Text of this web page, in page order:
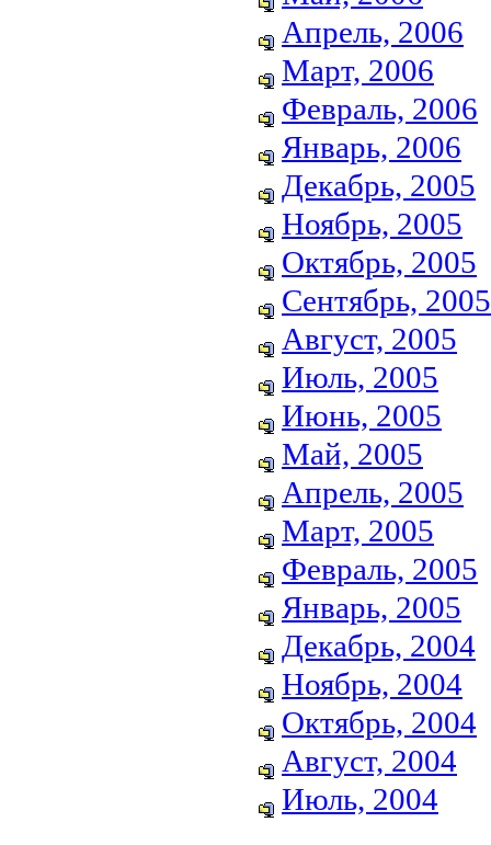
Апрель, 2006
Март, 2006
Февраль, 2006
Январь, 2006
Декабрь, 2005
Ноябрь, 2005
Октябрь, 2005
Сентябрь, 2005
Август, 2005
Июль, 2005
Июнь, 2005
Май, 2005
Апрель, 2005
Март, 2005
Февраль, 2005
Январь, 2005
Декабрь, 2004
Ноябрь, 2004
Октябрь, 2004
Август, 2004
Июль, 2004